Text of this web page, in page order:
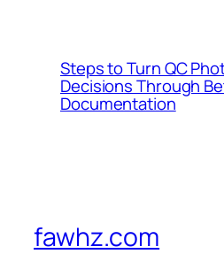
Steps to Turn QC
Decisions Through
Documentation
fawhz.com